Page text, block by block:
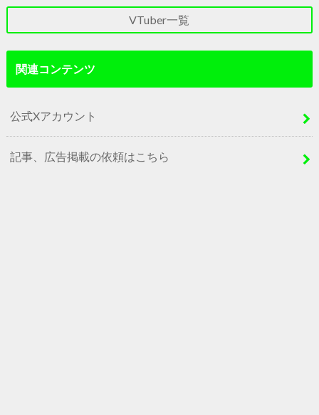
VTuber一覧
関連コンテンツ
公式Xアカウント
記事、広告掲載の依頼はこちら